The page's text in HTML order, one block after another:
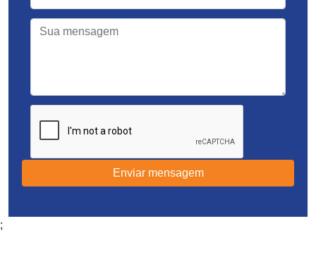
Enviar mensagem
;